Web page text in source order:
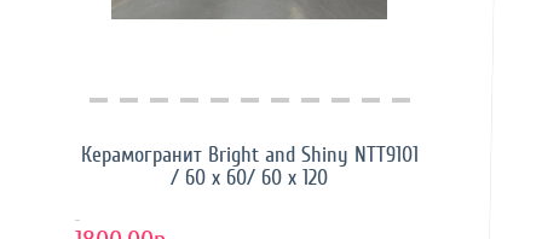
Купить в 1 клик
Керамогранит Bright and Shiny NTT9101
/ 60 x 60/ 60 x 120
..